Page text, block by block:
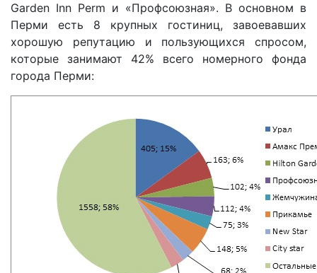
Garden Inn Perm и «Профсоюзная». В основном в
Перми есть 8 крупных гостиниц, завоевавших
хорошую репутацию и пользующихся спросом,
которые занимают 42% всего номерного фонда
города Перми: